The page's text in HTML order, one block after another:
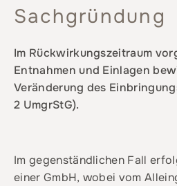
Sachgründung
Im Rückwirkungszeitraum
Entnahmen und Einlagen
Veränderung des
2 UmgrStG).
Im gegenständlichen Fall
einer GmbH, wobei vom